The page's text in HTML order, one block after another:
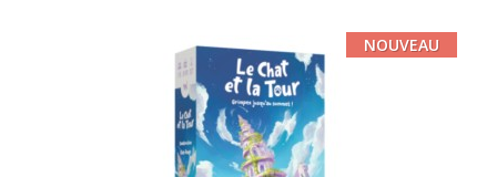
NOUVEAU